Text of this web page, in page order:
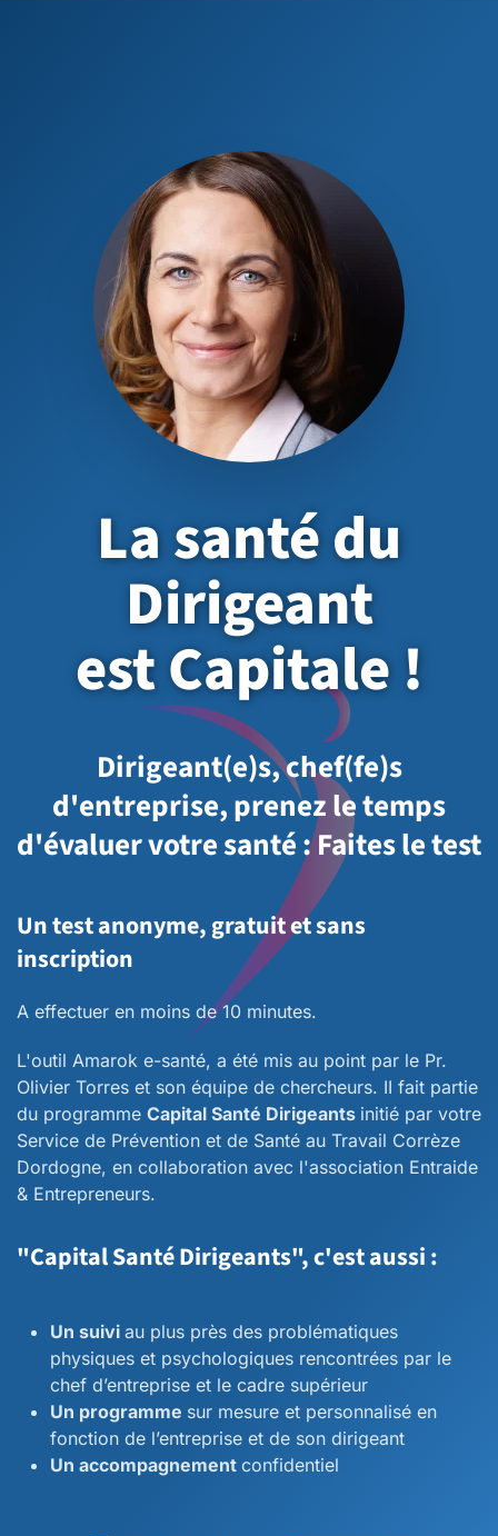
La santé du
Dirigeant
est Capitale !
Dirigeant(e)s, chef(fe)s
d'entreprise, prenez le temps
d'évaluer votre santé : Faites le test
Un test anonyme, gratuit et sans
inscription
A effectuer en moins de 10 minutes.
L'outil Amarok e-santé, a été mis au point par le Pr.
Olivier Torres et son équipe de chercheurs. II fait partie
du programme Capital Santé Dirigeants initié par votre
Service de Prévention et de Santé au Travail Corrèze
Dordogne, en collaboration avec l'association Entraide
& Entrepreneurs.
"Capital Santé Dirigeants", c'est aussi :
Un suivi au plus près des problématiques
physiques et psychologiques rencontrées par le
chef d’entreprise et le cadre supérieur
Un programme sur mesure et personnalisé en
fonction de l’entreprise et de son dirigeant
Un accompagnement confidentiel